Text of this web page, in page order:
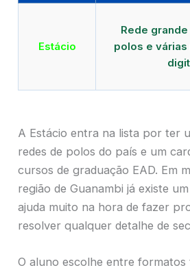
Estácio
Rede
polos e
A Estácio entra na lista por ter
redes de polos do país e um
cursos de graduação EAD. Em
região de Guanambi já existe
ajuda muito na hora de fazer
resolver qualquer detalhe de
O aluno escolhe entre formatos